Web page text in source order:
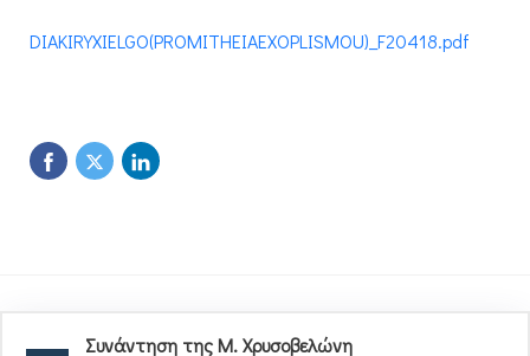
DIAKIRYXIELGO(PROMITHEIAEXOPLISMOU)_F20418.pdf
Συνάντηση της Μ. Χρυσοβελώνη